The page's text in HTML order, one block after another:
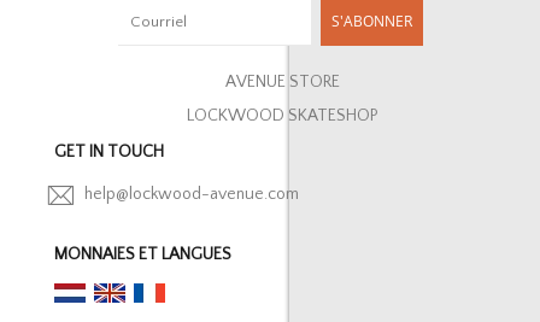
S'ABONNER
AVENUE STORE
LOCKWOOD SKATESHOP
GET IN TOUCH
help@lockwood-avenue.com
MONNAIES ET LANGUES